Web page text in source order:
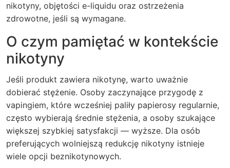
nikotyny, objętości e-liquidu oraz ostrzeżenia
zdrowotne, jeśli są wymagane.
O czym pamiętać w kontekście
nikotyny
Jeśli produkt zawiera nikotynę, warto uważnie
dobierać stężenie. Osoby zaczynające przygodę z
vapingiem, które wcześniej paliły papierosy regularnie,
często wybierają średnie stężenia, a osoby szukające
większej szybkiej satysfakcji — wyższe. Dla osób
preferujących wolniejszą redukcję nikotyny istnieje
wiele opcji beznikotynowych.